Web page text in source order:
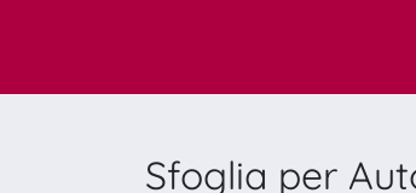
Sfoglia per